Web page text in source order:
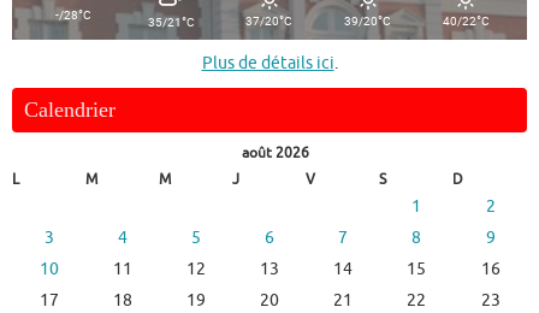
-/28°C 35/21°C 37/20°C 39/20°C 40/22°C
Plus de détails ici.
Calendrier
août 2026
L
M M J V S D
1
2
3
4 5 6 7 8
9
10
11 12 13 14 15
16
17
18 19 20 21 22
23